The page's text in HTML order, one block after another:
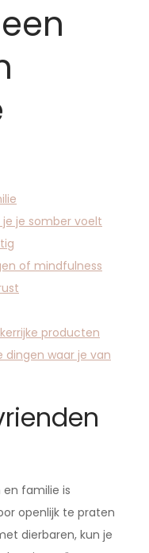
je somber voelt
of mindfulness
producten
dingen waar je van
en familie is
openlijk te praten
dierbaren, kun je